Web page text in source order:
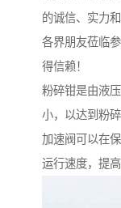
的诚信、实力
各界朋友莅临
得信赖！
粉碎钳是由液
小，以达到粉
加速阀可以在
运行速度，提